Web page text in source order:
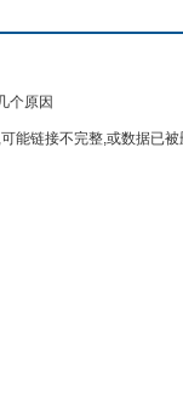
个原因
能链接不完整,或数据已